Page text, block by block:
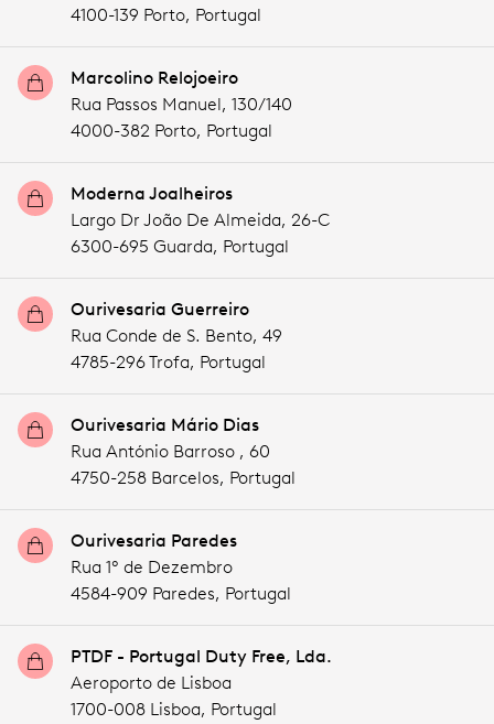
4100-139 Porto, Portugal
Marcolino Relojoeiro
Rua Passos Manuel, 130/140
4000-382 Porto, Portugal
Moderna Joalheiros
Largo Dr João De Almeida, 26-C
6300-695 Guarda, Portugal
Ourivesaria Guerreiro
Rua Conde de S. Bento, 49
4785-296 Trofa, Portugal
Ourivesaria Mário Dias
Rua António Barroso , 60
4750-258 Barcelos, Portugal
Ourivesaria Paredes
Rua 1º de Dezembro
4584-909 Paredes, Portugal
PTDF - Portugal Duty Free, Lda.
Aeroporto de Lisboa
1700-008 Lisboa, Portugal